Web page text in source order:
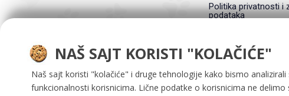
Politika privatnosti i
podataka
NAŠ SAJT KORISTI "KOLAČIĆE"
Naš sajt koristi "kolačiće" i druge tehnologije kako bismo
funkcionalnosti korisnicima. Lične podatke o korisnicima ne